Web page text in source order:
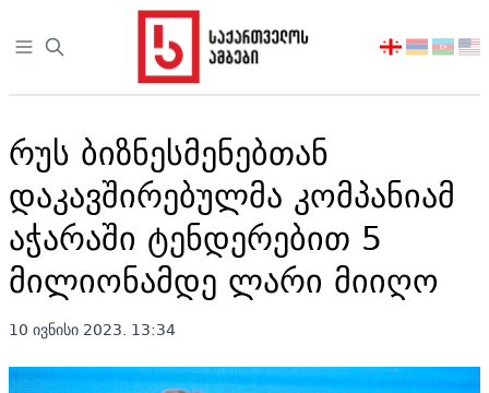
Open sidebar
აირჩიეთ
რუს ბიზნესმენებთან
დაკავშირებულმა კომპანიამ
აჭარაში ტენდერებით 5
მილიონამდე ლარი მიიღო
10 ივნისი 2023. 13:34